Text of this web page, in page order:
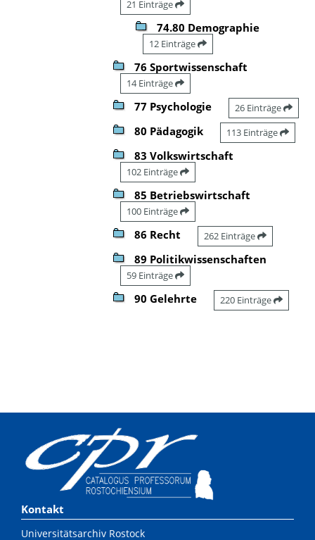
21 Einträge
74.80 Demographie
12 Einträge
76 Sportwissenschaft
14 Einträge
77 Psychologie 26 Einträge
80 Pädagogik 113 Einträge
83 Volkswirtschaft
102 Einträge
85 Betriebswirtschaft
100 Einträge
86 Recht 262 Einträge
89 Politikwissenschaften
59 Einträge
90 Gelehrte 220 Einträge
Kontakt
Universitätsarchiv Rostock